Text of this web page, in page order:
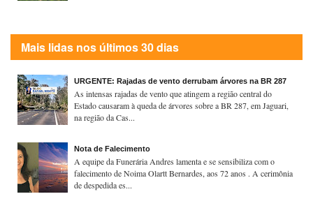
Mais lidas nos últimos 30 dias
URGENTE: Rajadas de vento derrubam árvores na BR 287
As intensas rajadas de vento que atingem a região central do
Estado causaram à queda de árvores sobre a BR 287, em Jaguari,
na região da Cas...
Nota de Falecimento
A equipe da Funerária Andres lamenta e se sensibiliza com o
falecimento de Noima Olartt Bernardes, aos 72 anos . A cerimônia
de despedida es...